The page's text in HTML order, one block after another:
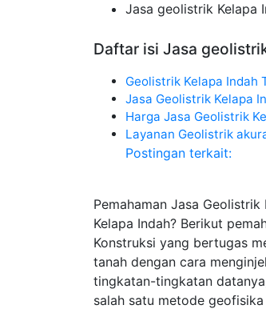
Jasa geolistrik Kelapa
Daftar isi Jasa
Geolistrik Kelapa Indah
Jasa Geolistrik Kelapa
Harga Jasa Geolistrik
Layanan Geolistrik
Postingan terkait:
Pemahaman Jasa
Kelapa Indah? Berikut
Konstruksi yang bertugas
tanah dengan cara
tingkatan-tingkatan
salah satu metode